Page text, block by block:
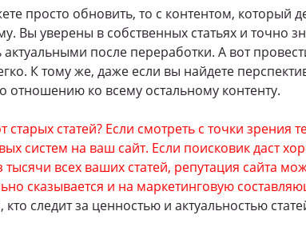
просто обновить, то с контентом, который
Вы уверены в собственных статьях и точно
актуальными после переработки. А вот
К тому же, даже если вы найдете
отношению ко всему остальному контенту.
статей? Если смотреть с точки зрения
систем на ваш сайт. Если поисковик даст
всех ваших статей, репутация сайта
сказывается и на маркетинговую
следит за ценностью и актуальностью